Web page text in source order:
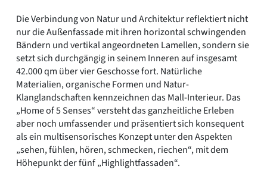
Die Verbindung von Natur und Architektur reflektiert nicht
nur die Außenfassade mit ihren horizontal schwingenden
Bändern und vertikal angeordneten Lamellen, sondern sie
setzt sich durchgängig in seinem Inneren auf insgesamt
42.000 qm über vier Geschosse fort. Natürliche
Materialien, organische Formen und Natur-
Klanglandschaften kennzeichnen das Mall-Interieur. Das
„Home of 5 Senses“ versteht das ganzheitliche Erleben
aber noch umfassender und präsentiert sich konsequent
als ein multisensorisches Konzept unter den Aspekten
„sehen, fühlen, hören, schmecken, riechen“, mit dem
Höhepunkt der fünf „Highlightfassaden“.